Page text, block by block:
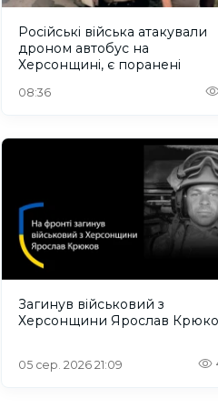
Російські війська атакували
дроном автобус на
Херсонщині, є поранені
08:36
Загинув військовий з
Херсонщини Ярослав
05 сер. 2026 21:09